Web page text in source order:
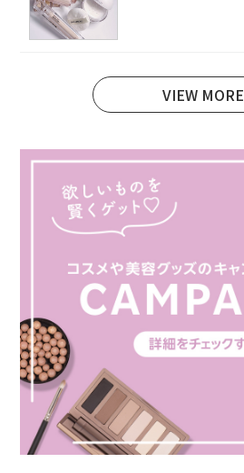
VIEW MORE